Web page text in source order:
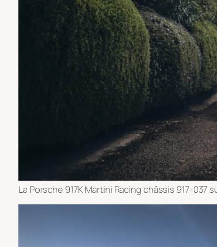
La Porsche 917K Martini Racing châssis 917-